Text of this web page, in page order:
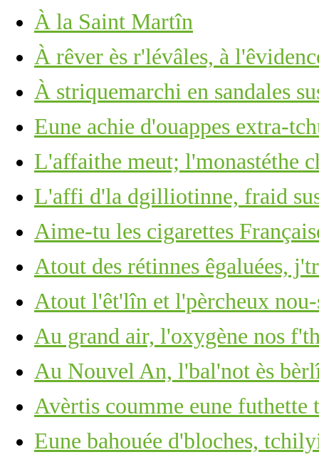
À la Saint Martîn
À rêver ès r'lévâles, à
À striquemarchi en sandales
Eune achie d'ouappes extra-
L'affaithe meut; l'monastéthe
L'affi d'la dgilliotinne, fraid
Aime-tu les cigarettes
Atout des rétinnes êgaluées,
Atout l'êt'lîn et l'pèrcheux
Au grand air, l'oxygène nos
Au Nouvel An, l'bal'not ès
Avèrtis coumme eune futhette
Eune bahouée d'bloches,